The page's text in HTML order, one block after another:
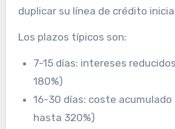
duplicar su línea de crédito
Los plazos típicos son:
7-15 días: intereses
180%)
16-30 días: coste acumulado
hasta 320%)